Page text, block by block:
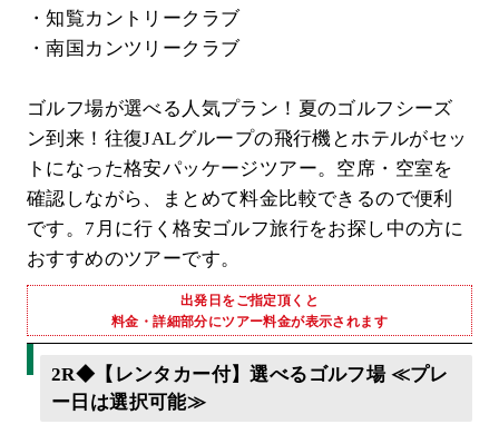
・知覧カントリークラブ
・南国カンツリークラブ
ゴルフ場が選べる人気プラン！夏のゴルフシーズ
ン到来！往復JALグループの飛行機とホテルがセッ
トになった格安パッケージツアー。空席・空室を
確認しながら、まとめて料金比較できるので便利
です。7月に行く格安ゴルフ旅行をお探し中の方に
おすすめのツアーです。
出発日をご指定頂くと
料金・詳細部分にツアー料金が表示されます
2R◆【レンタカー付】選べるゴルフ場 ≪プレ
ー日は選択可能≫